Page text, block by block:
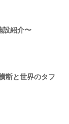
設紹介〜
断と世界のタフ